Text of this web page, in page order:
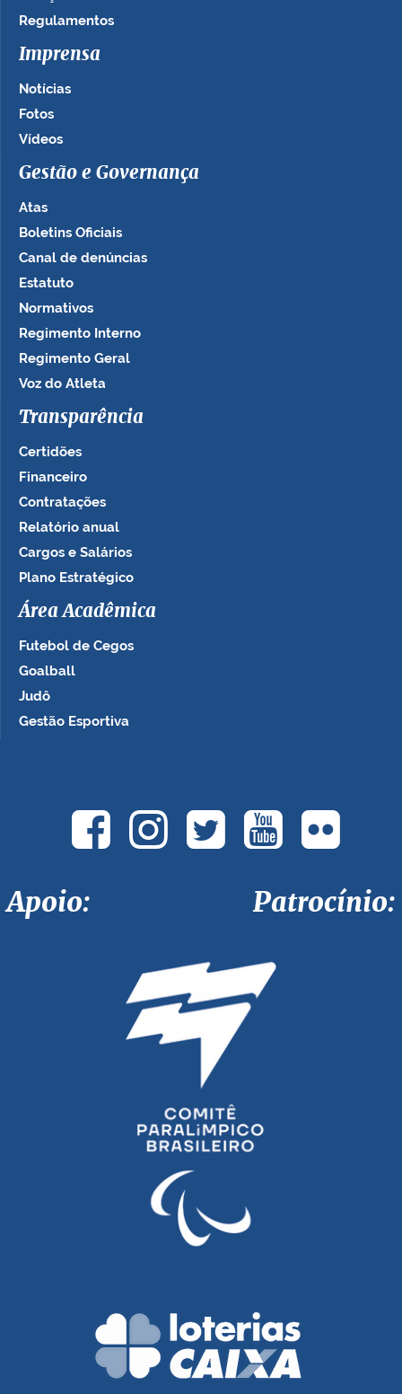
Regulamentos
Imprensa
Notícias
Fotos
Vídeos
Gestão e Governança
Atas
Boletins Oficiais
Canal de denúncias
Estatuto
Normativos
Regimento Interno
Regimento Geral
Voz do Atleta
Transparência
Certidões
Financeiro
Contratações
Relatório anual
Cargos e Salários
Plano Estratégico
Área Acadêmica
Futebol de Cegos
Goalball
Judô
Gestão Esportiva
Apoio: Patrocínio: